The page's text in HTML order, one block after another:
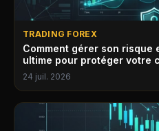
TRADING FOREX
Comment gérer son risque
ultime pour protéger votre
24 juil. 2026